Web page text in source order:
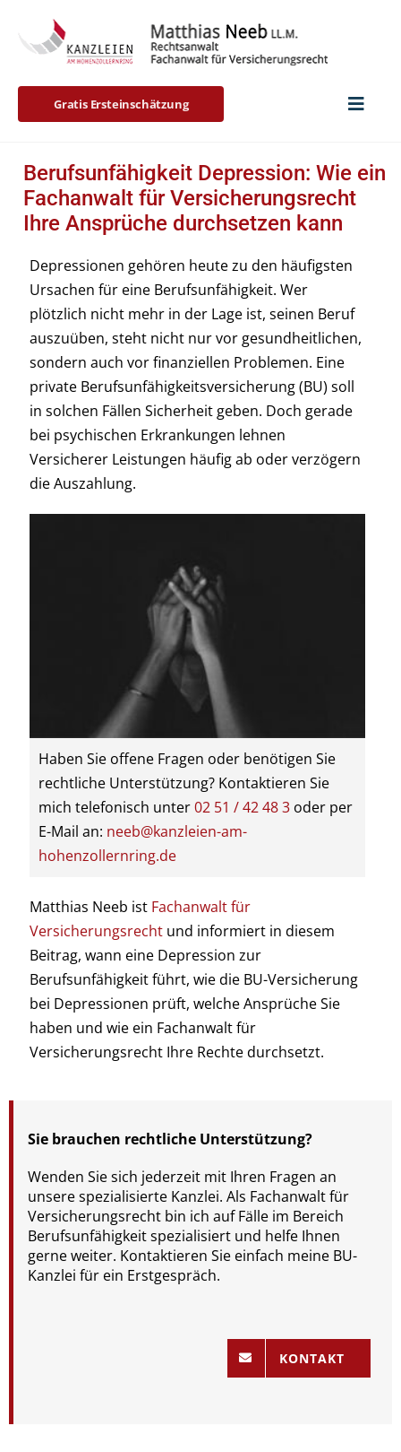
Gratis Ersteinschätzung
Vita &
Berufsunfähigkeit Depression: Wie ein
Fachanwalt für Versicherungsrecht
Ihre Ansprüche durchsetzen kann
Depressionen gehören heute zu den häufigsten
Ursachen für eine Berufsunfähigkeit. Wer
plötzlich nicht mehr in der Lage ist, seinen Beruf
auszuüben, steht nicht nur vor gesundheitlichen,
sondern auch vor finanziellen Problemen. Eine
private Berufsunfähigkeitsversicherung (BU) soll
in solchen Fällen Sicherheit geben. Doch gerade
bei psychischen Erkrankungen lehnen
Versicherer Leistungen häufig ab oder verzögern
die Auszahlung.
Haben Sie offene Fragen oder benötigen Sie
rechtliche Unterstützung? Kontaktieren Sie
mich telefonisch unter02 51 / 42 48 3oder per
E-Mail an: neeb@kanzleien-am-
hohenzollernring.de
Matthias Neeb ist Fachanwalt für
Versicherungsrechtund informiert in diesem
Beitrag, wann eine Depression zur
Berufsunfähigkeit führt, wie die BU-Versicherung
bei Depressionen prüft, welche Ansprüche Sie
haben und wie ein Fachanwalt für
Versicherungsrecht Ihre Rechte durchsetzt.
Sie brauchen rechtliche Unterstützung?
Wenden Sie sich jederzeit mit Ihren Fragen an
unsere spezialisierte Kanzlei. Als Fachanwalt für
Versicherungsrecht bin ich auf Fälle im Bereich
Berufsunfähigkeit spezialisiert und helfe Ihnen
gerne weiter. Kontaktieren Sie einfach meine BU-
Kanzlei für ein Erstgespräch.
KONTAKT